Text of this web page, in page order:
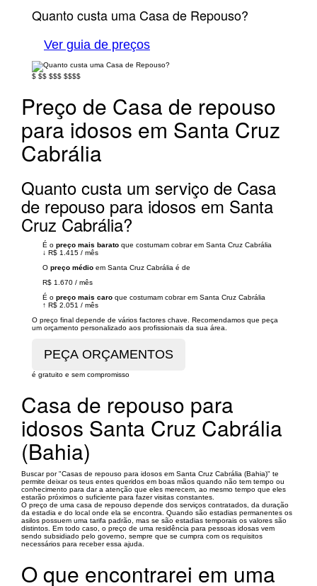
Quanto custa uma Casa de Repouso?
Ver guia de preços
$ $$ $$$ $$$$
Preço de Casa de repouso
para idosos em Santa Cruz
Cabrália
Quanto custa um serviço de Casa
de repouso para idosos em Santa
Cruz Cabrália?
É o preço mais barato que costumam cobrar em Santa Cruz Cabrália
↓ R$ 1.415 / mês
O preço médio em Santa Cruz Cabrália é de
R$ 1.670 / mês
É o preço mais caro que costumam cobrar em Santa Cruz Cabrália
↑ R$ 2.051 / mês
O preço final depende de vários factores chave. Recomendamos que peça
um orçamento personalizado aos profissionais da sua área.
é gratuito e sem compromisso
Casa de repouso para
idosos Santa Cruz Cabrália
(Bahia)
Buscar por "Casas de repouso para idosos em Santa Cruz Cabrália (Bahia)" te
permite deixar os teus entes queridos em boas mãos quando não tem tempo ou
conhecimento para dar a atenção que eles merecem, ao mesmo tempo que eles
estarão próximos o suficiente para fazer visitas constantes.
O preço de uma casa de repouso depende dos serviços contratados, da duração
da estadia e do local onde ela se encontra. Quando são estadias permanentes os
asilos possuem uma tarifa padrão, mas se são estadias temporais os valores são
distintos. Em todo caso, o preço de uma residência para pessoas idosas vem
sendo subsidiado pelo governo, sempre que se cumpra com os requisitos
necessários para receber essa ajuda.
O que encontrarei em uma